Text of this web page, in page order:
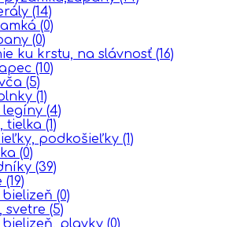
(14)
(0)
(0)
ku krstu, na slávnosť (16)
(10)
(5)
(1)
legíny (4)
tielka (1)
podkošieľky (1)
(0)
(39)
(19)
(0)
svetre (5)
plavky (0)